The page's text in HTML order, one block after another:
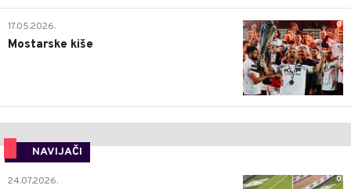
0
17.05.2026.
Mostarske kiše
NAVIJAČI
0
24.07.2026.